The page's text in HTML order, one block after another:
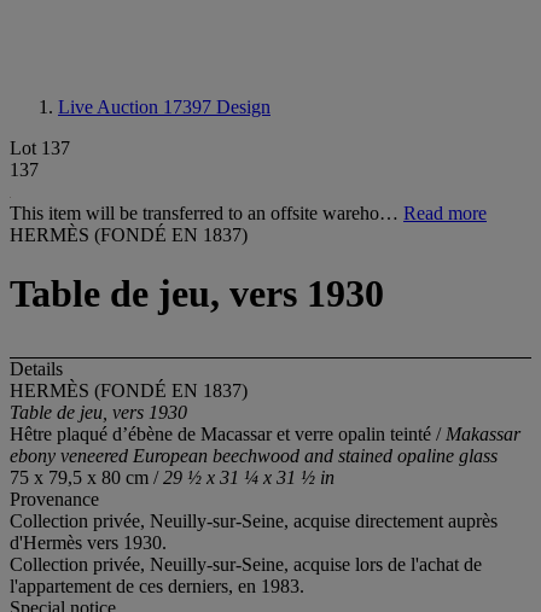
Live Auction 17397 Design
Lot 137
137
This item will be transferred to an offsite wareho… Read more
HERMÈS (FONDÉ EN 1837)
Table de jeu, vers 1930
Details
HERMÈS (FONDÉ EN 1837)
Table de jeu, vers 1930
Hêtre plaqué d’ébène de Macassar et verre opalin teinté / Makassar
ebony veneered European beechwood and stained opaline glass
75 x 79,5 x 80 cm /29 ½ x 31 ¼ x 31 ½ in
Provenance
Collection privée, Neuilly-sur-Seine, acquise directement auprès
d'Hermès vers 1930.
Collection privée, Neuilly-sur-Seine, acquise lors de l'achat de
l'appartement de ces derniers, en 1983.
Special notice